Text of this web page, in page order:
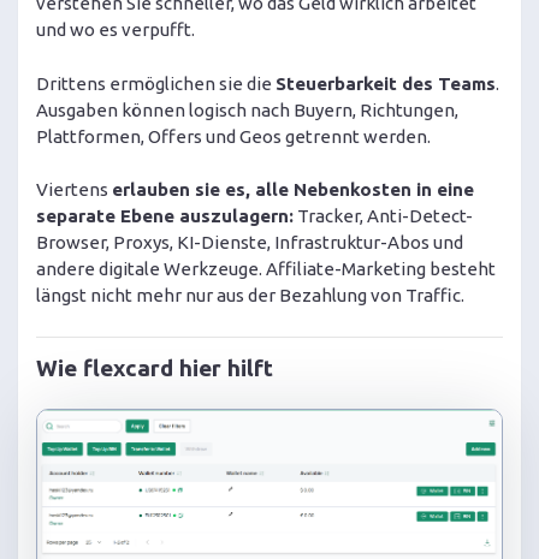
und wo es verpufft.
Drittens ermöglichen sie die Steuerbarkeit des Teams.
Ausgaben können logisch nach Buyern, Richtungen,
Plattformen, Offers und Geos getrennt werden.
Viertens erlauben sie es, alle Nebenkosten in eine
separate Ebene auszulagern: Tracker, Anti-Detect-
Browser, Proxys, KI-Dienste, Infrastruktur-Abos und
andere digitale Werkzeuge. Affiliate-Marketing besteht
längst nicht mehr nur aus der Bezahlung von Traffic.
Wie flexcard hier hilft